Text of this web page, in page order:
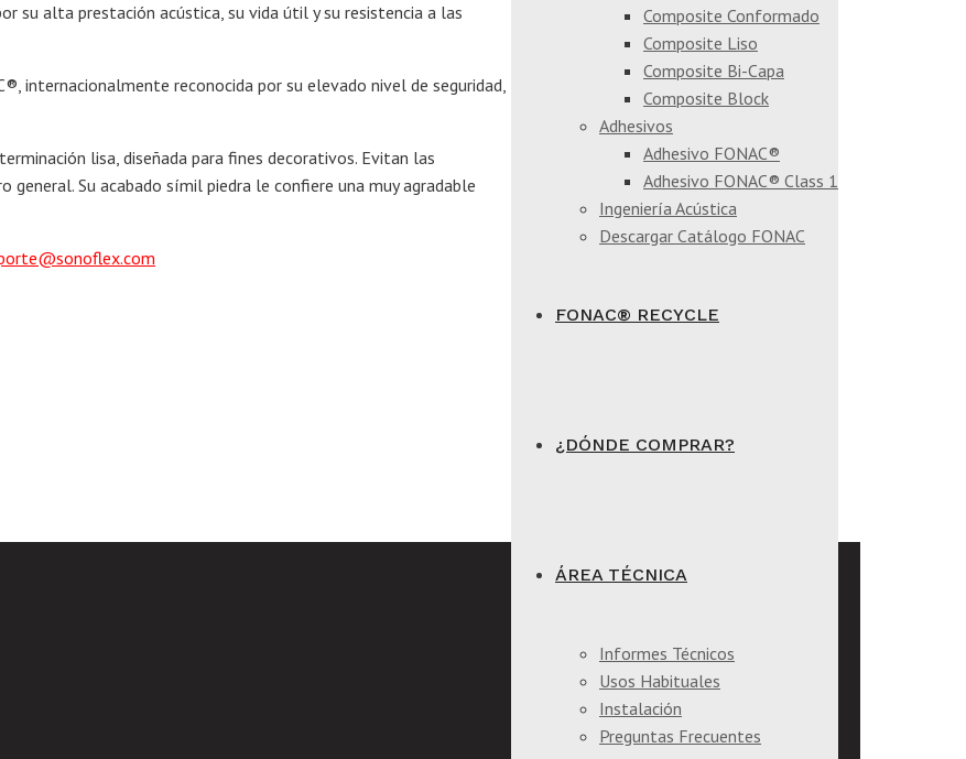
Composite Conformado
Composite Liso
Composite Bi-Capa
Composite Block
Adhesivos
Adhesivo FONAC®
Adhesivo FONAC® Class 1
Ingeniería Acústica
Descargar Catálogo FONAC
FONAC® RECYCLE
¿DÓNDE COMPRAR?
ÁREA TÉCNICA
Informes Técnicos
Usos Habituales
Instalación
Preguntas Frecuentes
su alta prestación acústica, su vida útil y su resistencia a las
internacionalmente reconocida por su elevado nivel de seguridad,
lisa, diseñada para fines decorativos. Evitan las
Su acabado símil piedra le confiere una muy agradable